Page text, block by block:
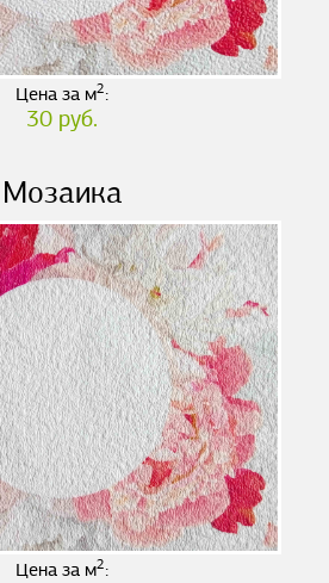
Цена за м2:
30 руб.
Мозаика
Цена за м2: